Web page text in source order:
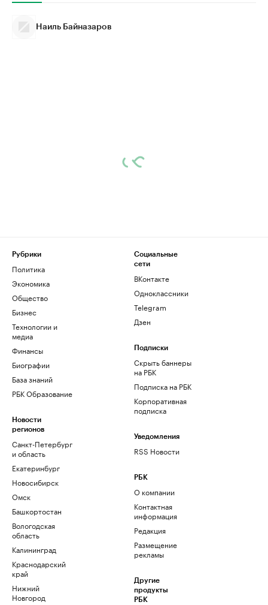
Наиль Байназаров
Рубрики
Политика
Экономика
Общество
Бизнес
Технологии и
медиа
Финансы
Биографии
База знаний
РБК Образование
Новости
регионов
Санкт-Петербург
и область
Екатеринбург
Новосибирск
Омск
Башкортостан
Вологодская
область
Калининград
Краснодарский
край
Нижний
Новгород
Социальные
сети
ВКонтакте
Одноклассники
Telegram
Дзен
Подписки
Скрыть баннеры
на РБК
Подписка на РБК
Корпоративная
подписка
Уведомления
RSS Новости
РБК
О компании
Контактная
информация
Редакция
Размещение
рекламы
Другие
продукты
РБК